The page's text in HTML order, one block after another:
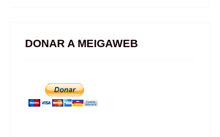
DONAR A MEIGAWEB